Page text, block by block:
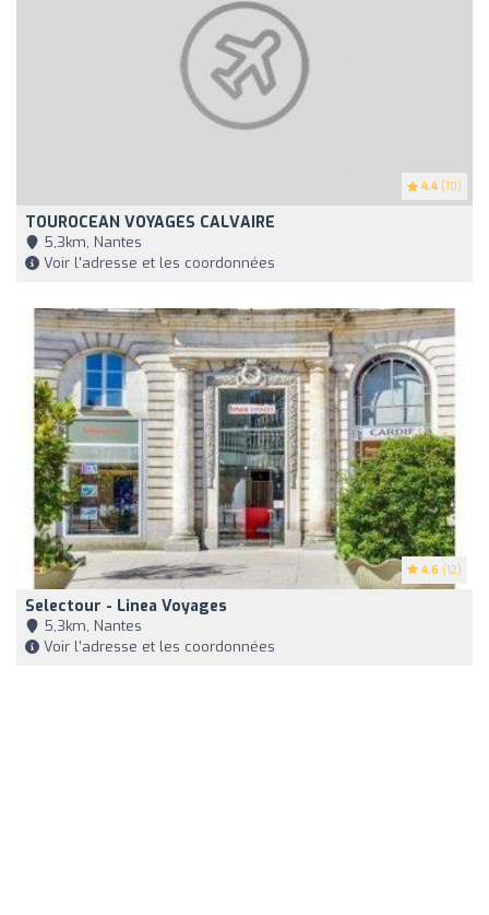
4.4 (10)
TOUROCEAN VOYAGES CALVAIRE
5,3km, Nantes
Voir l'adresse et les coordonnées
4.6 (12)
Selectour - Linea Voyages
5,3km, Nantes
Voir l'adresse et les coordonnées